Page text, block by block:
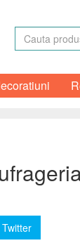
Twitter